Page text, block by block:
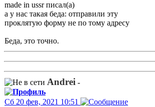
made in ussr писал(а)
а у нас такая беда: отправили эту
проклятую форму не по тому адресу
Беда, это точно.
Andrei -
Сб 20 фев, 2021 10:51